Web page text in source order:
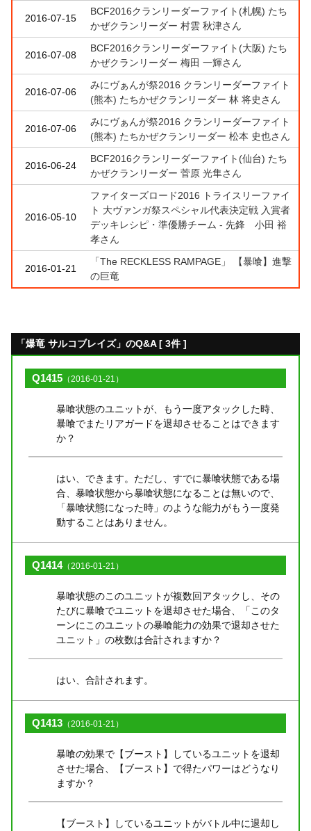
2016-07-15
BCF2016クランリーダーファイト(札幌) たち
かぜクランリーダー 村雲 秋津さん
2016-07-08
BCF2016クランリーダーファイト(大阪) たち
かぜクランリーダー 梅田 一輝さん
2016-07-06
みにヴぁんが祭2016 クランリーダーファイト
(熊本) たちかぜクランリーダー 林 将史さん
2016-07-06
みにヴぁんが祭2016 クランリーダーファイト
(熊本) たちかぜクランリーダー 松本 史也さん
2016-06-24
BCF2016クランリーダーファイト(仙台) たち
かぜクランリーダー 菅原 光隼さん
2016-05-10
ファイターズロード2016 トライスリーファイ
ト 大ヴァンガ祭スペシャル代表決定戦 入賞者
デッキレシピ・準優勝チーム - 先鋒 小田 裕
孝さん
2016-01-21
「The RECKLESS RAMPAGE」 【暴喰】進撃
の巨竜
「爆竜 サルコブレイズ」のQ&A [ 3件 ]
Q1415 （2016-01-21）
暴喰状態のユニットが、もう一度アタックした時、
暴喰でまたリアガードを退却させることはできます
か？
はい、できます。ただし、すでに暴喰状態である場
合、暴喰状態から暴喰状態になることは無いので、
「暴喰状態になった時」のような能力がもう一度発
動することはありません。
Q1414（2016-01-21）
暴喰状態のこのユニットが複数回アタックし、その
たびに暴喰でユニットを退却させた場合、「このタ
ーンにこのユニットの暴喰能力の効果で退却させた
ユニット」の枚数は合計されますか？
はい、合計されます。
Q1413 （2016-01-21）
暴喰の効果で【ブースト】しているユニットを退却
させた場合、【ブースト】で得たパワーはどうなり
ますか？
【ブースト】しているユニットがバトル中に退却し